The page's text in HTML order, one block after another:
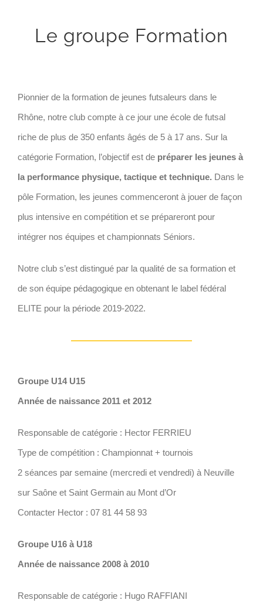
Le groupe Formation
Pionnier de la formation de jeunes futsaleurs dans le
Rhône, notre club compte à ce jour une école de futsal
riche de plus de 350 enfants âgés de 5 à 17 ans. Sur la
catégorie Formation, l’objectif est de préparer les jeunes à
la performance physique, tactique et technique. Dans le
pôle Formation, les jeunes commenceront à jouer de façon
plus intensive en compétition et se prépareront pour
intégrer nos équipes et championnats Séniors.
Notre club s’est distingué par la qualité de sa formation et
de son équipe pédagogique en obtenant le label fédéral
ELITE pour la période 2019-2022.
Groupe U14 U15
Année de naissance 2011 et 2012
Responsable de catégorie : Hector FERRIEU
Type de compétition : Championnat + tournois
2 séances par semaine (mercredi et vendredi) à Neuville
sur Saône et Saint Germain au Mont d’Or
Contacter Hector : 07 81 44 58 93
Groupe U16 à U18
Année de naissance 2008 à 2010
Responsable de catégorie : Hugo RAFFIANI